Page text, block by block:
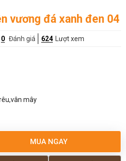
vương đá xanh đen 04
0 Đánh giá 624 Lượt xem
mây
MUA NGAY